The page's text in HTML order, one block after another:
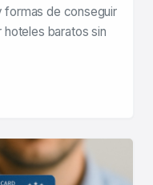
formas de conseguir
baratos sin